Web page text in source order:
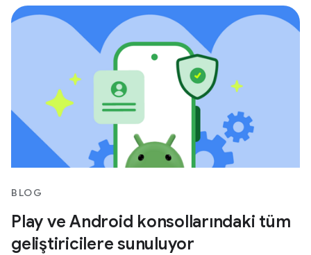
BLOG
Play ve Android konsollarındaki tüm
geliştiricilere sunuluyor